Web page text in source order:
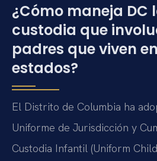
¿Cómo maneja DC
custodia que
padres que viven
estados?
El Distrito de Columbia ha
Uniforme de Jurisdicción y
Custodia Infantil (Uniform